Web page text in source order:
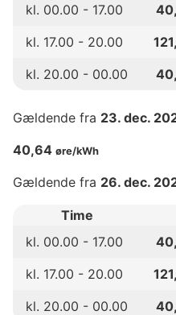
kl. 00.00 - 17.00
kl. 17.00 - 20.00
kl. 20.00 - 00.00
Gældende fra 23. dec.
40,64 øre/kWh
Gældende fra 26. dec.
Time
kl. 00.00 - 17.00
kl. 17.00 - 20.00
kl. 20.00 - 00.00